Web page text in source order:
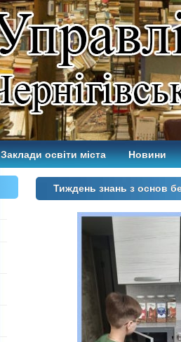
Заклади освіти міста Новини
Тиждень знань з основ